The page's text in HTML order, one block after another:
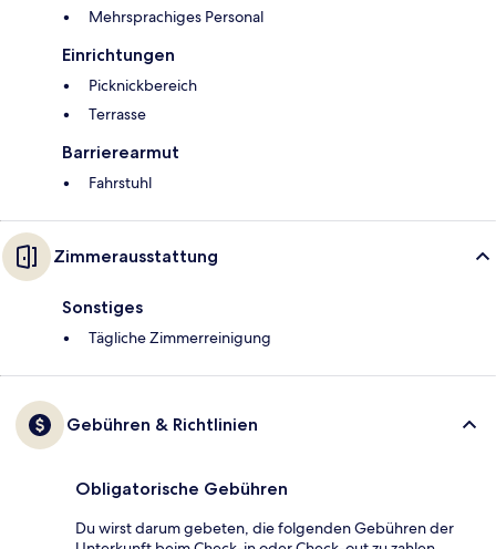
Mehrsprachiges Personal
Einrichtungen
Picknickbereich
Terrasse
Barrierearmut
Fahrstuhl
Zimmerausstattung
Sonstiges
Tägliche Zimmerreinigung
Gebühren & Richtlinien
Obligatorische Gebühren
Du wirst darum gebeten, die folgenden Gebühren der